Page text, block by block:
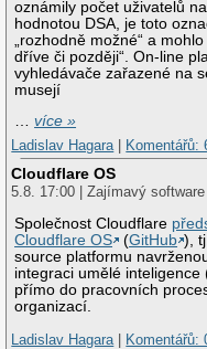
oznámily počet uživatelů
hodnotou DSA, je toto
„rozhodně možné“ a
dříve či později“. On-line
vyhledávače zařazené na
musejí
…více »
Ladislav Hagara
Komentářů:
Cloudflare OS
5.8. 17:00 | Zajímavý software
Společnost Cloudflare
Cloudflare OS
(GitHub ),
source platformu
integraci umělé inteligence
přímo do pracovních
organizací.
Ladislav Hagara
Komentářů: